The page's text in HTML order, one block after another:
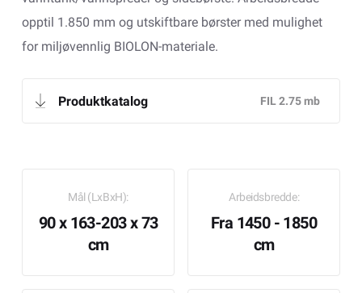
opptil 1.850 mm og utskiftbare børster med mulighet
for miljøvennlig BIOLON-materiale.
Produktkatalog
Mål (LxBxH):
90 x 163-203 x 73
cm
Arbeidsbredde:
Fra 1450 - 1850
cm